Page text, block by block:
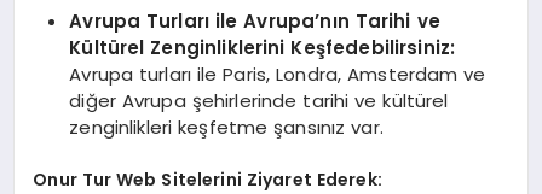
Avrupa Turları ile Avrupa’nın Tarihi ve
Kültürel Zenginliklerini Keşfedebilirsiniz:
Avrupa turları ile Paris, Londra, Amsterdam ve
diğer Avrupa şehirlerinde tarihi ve kültürel
zenginlikleri keşfetme şansınız var.
Onur Tur Web Sitelerini Ziyaret Ederek: